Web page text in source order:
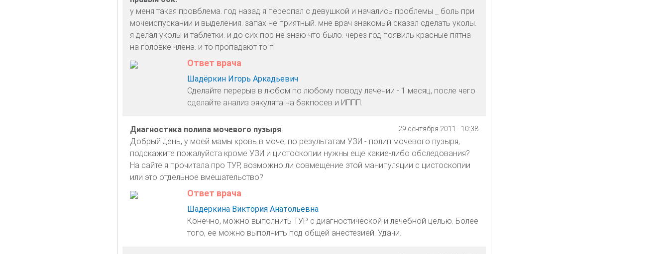
у меня такая провблема. год назад я переспал с девушкой и начались проблемы _ боль при
мочеиспускании и выделения. запах не приятный. мне врач знакомый сказал сделать уколы.
я делал уколы и таблетки. и до сих пор не знаю что было. через год появиль красные пятна
на головке члена. и то пропадают то п
Ответ врача
Шадёркин Игорь Аркадьевич
Сделайте перерыв в любом по любому поводу лечении - 1 месяц, после чего
сделайте анализ эякулята на бакпосев и ИППП.
29 сентября 2011 - 10:38
Диагностика полипа мочевого пузыря
Добрый день, у моей мамы кровь в моче, по результатам УЗИ - полип мочевого пузыря,
подскажите пожалуйста кроме УЗИ и цистоскопии нужны еще какие-либо обследования?
На сайте я прочитала про ТУР, возможно ли совмещение этой манипуляции с цистоскопии
или это отдельное вмешательство?
Ответ врача
Шадеркина Виктория Анатольевна
Конечно, можно выполнить ТУР с диагностической и лечебной целью. Более
того, ее можно выполнить под общей анестезией. Удачи.